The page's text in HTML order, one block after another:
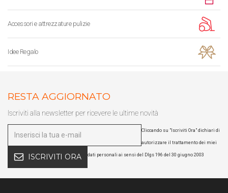
Accessori e attrezzature pulizie
Idee Regalo
RESTA AGGIORNATO
Iscriviti alla newsletter per ricevere le ultime novità
ISCRIVITI ORA
Cliccando su "Iscriviti Ora" dichiari di
autorizzare il trattamento dei miei
dati personali ai sensi del Dlgs 196 del 30 giugno 2003